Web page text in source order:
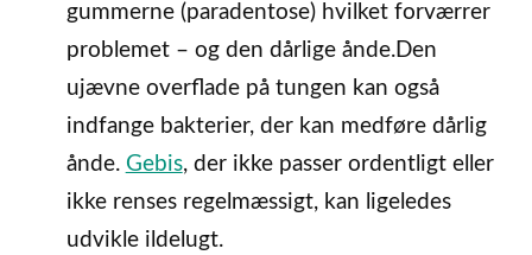
gummerne (paradentose) hvilket forværrer
problemet – og den dårlige ånde.Den
ujævne overflade på tungen kan også
indfange bakterier, der kan medføre dårlig
ånde. Gebis, der ikke passer ordentligt eller
ikke renses regelmæssigt, kan ligeledes
udvikle ildelugt.